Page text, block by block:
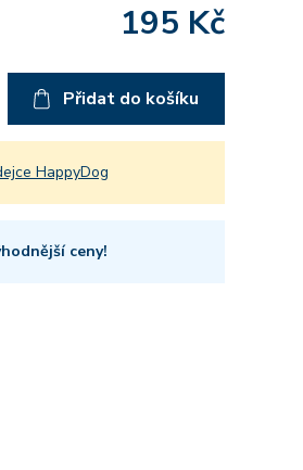
195 Kč
Přidat do košíku
HappyDog
ceny!